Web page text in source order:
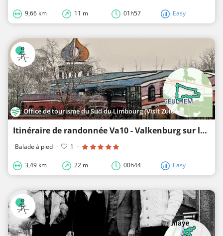
9,66 km 11 m 01h57 Easy
Office de tourisme du Sud du Limbourg (Visit Zuid-Limburg)
Itinéraire de randonnée Va10 - Valkenburg sur la Geul - Château St. Gerlach & Geul
Balade à pied · 1 ·
3,49 km 22 m 00h44 Easy